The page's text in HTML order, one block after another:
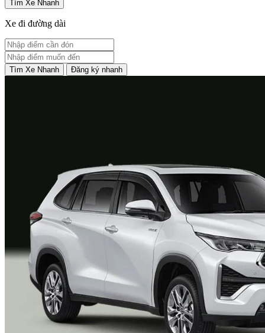
Tìm Xe Nhanh
Xe đi đường dài
Tìm Xe Nhanh Đăng ký nhanh